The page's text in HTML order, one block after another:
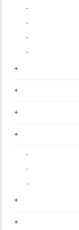
-
-
-
-
+
+
+
+
-
-
-
+
+